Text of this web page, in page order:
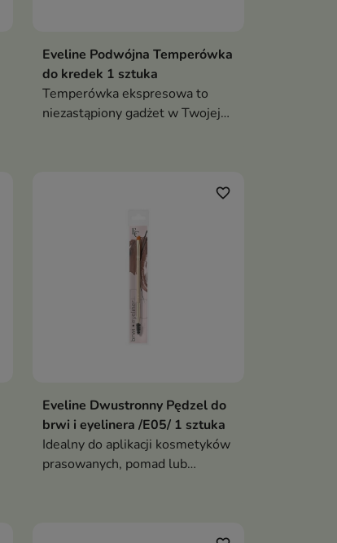
Eveline Podwójna Temperówka
do kredek 1 sztuka
Temperówka ekspresowa to
niezastąpiony gadżet w Twojej
favorite_border
Eveline Dwustronny Pędzel do
brwi i eyelinera /E05/ 1 sztuka
Idealny do aplikacji kosmetyków
prasowanych, pomad lub